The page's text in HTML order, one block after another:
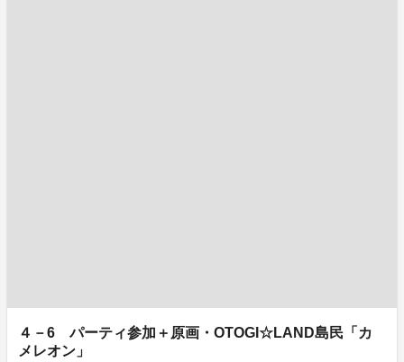
４－6 パーティ参加＋原画・OTOGI☆LAND島民「カ
メレオン」